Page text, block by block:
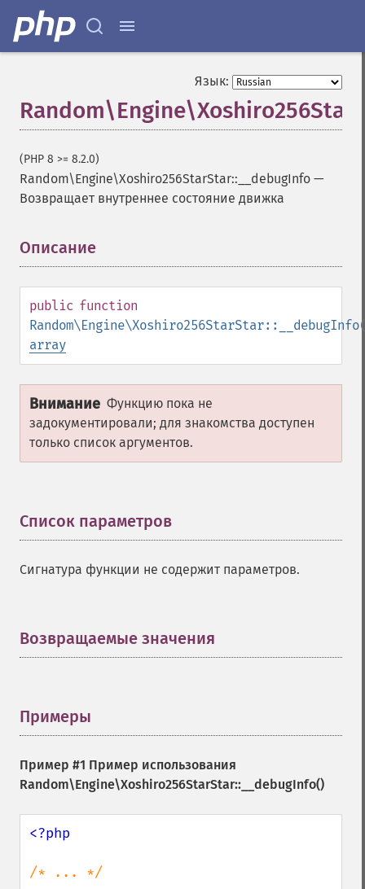
Язык:
(PHP 8 >= 8.2.0)
Random\Engine\Xoshiro256StarStar::__debugInfo —
Возвращает внутреннее состояние движка
Описание
public function
Random\Engine\Xoshiro256StarStar::__debugInfo
array
Внимание Функцию пока не
задокументировали; для знакомства доступен
только список аргументов.
Список параметров
Сигнатура функции не содержит параметров.
Возвращаемые значения
Примеры
Пример #1 Пример использования
Random\Engine\Xoshiro256StarStar::__debugInfo()
<?php
/* ... */